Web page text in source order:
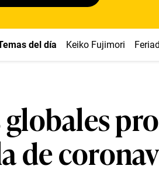
del día Keiko Fujimori
de